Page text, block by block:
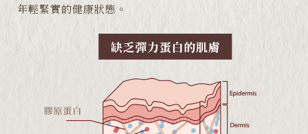
年輕緊實的健康狀態。